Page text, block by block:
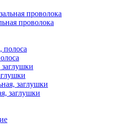
проволока
заглушки